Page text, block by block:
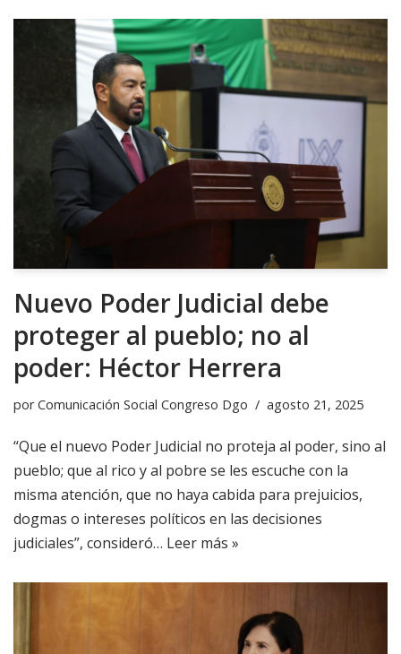
Nuevo Poder Judicial debe
proteger al pueblo; no al
poder: Héctor Herrera
porComunicación Social Congreso Dgo agosto 21, 2025
“Que el nuevo Poder Judicial no proteja al poder, sino al
pueblo; que al rico y al pobre se les escuche con la
misma atención, que no haya cabida para prejuicios,
dogmas o intereses políticos en las decisiones
judiciales”, consideró… Leer más »